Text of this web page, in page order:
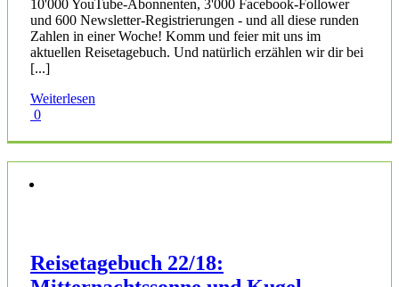
10'000 YouTube-Abonnenten, 3'000 Facebook-Follower
und 600 Newsletter-Registrierungen - und all diese runden
Zahlen in einer Woche! Komm und feier mit uns im
aktuellen Reisetagebuch. Und natürlich erzählen wir dir bei
[...]
Weiterlesen
0
Reisetagebuch 22/18: